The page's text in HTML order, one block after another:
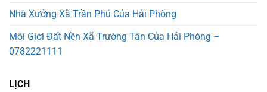
Nhà Xưởng Xã Trần Phú Của Hải Phòng
Môi Giới Đất Nền Xã Trường Tân Của Hải Phòng –
0782221111
LỊCH